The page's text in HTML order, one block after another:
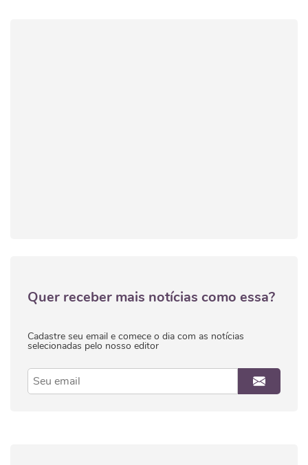
Quer receber mais notícias como essa?
Cadastre seu email e comece o dia com as notícias
selecionadas pelo nosso editor